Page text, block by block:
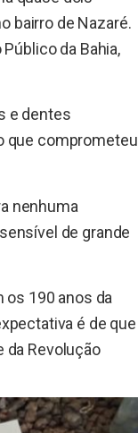
bairro de Nazaré.
da Bahia,
e dentes
que comprometeu
nenhuma
de grande
190 anos da
é de que
da Revolução